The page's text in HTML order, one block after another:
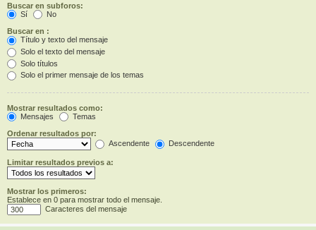
Buscar en subforos:
Sí
No
Buscar en :
Título y texto del mensaje
Solo el texto del mensaje
Solo títulos
Solo el primer mensaje de los temas
Mostrar resultados como:
Mensajes
Temas
Ordenar resultados por:
Ascendente
Descendente
Limitar resultados previos a:
Mostrar los primeros:
Establece en 0 para mostrar todo el mensaje.
Caracteres del mensaje